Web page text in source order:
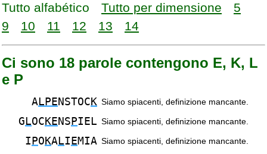
Tutto alfabético Tutto per dimensione
5
9
10 11 12 13 14
Ci sono 18 parole contengono E, K, L
e P
ALPE NSTOC K Siamo spiacenti, definizione mancante.
G LOC KE NS PIEL Siamo spiacenti, definizione mancante.
I PO KALI EMIA Siamo spiacenti, definizione mancante.